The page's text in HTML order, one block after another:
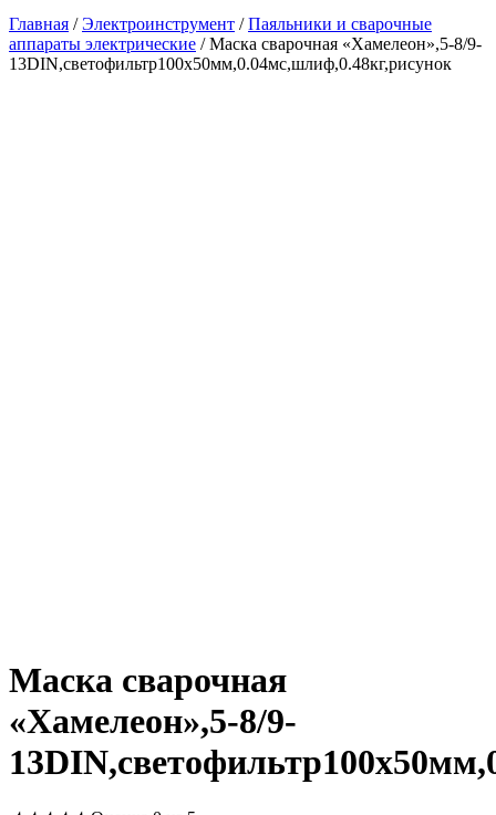
Главная /Электроинструмент /Паяльники и сварочные
аппараты электрические / Маска сварочная «Хамелеон»,5-8/9-
13DIN,светофильтр100х50мм,0.04мс,шлиф,0.48кг,рисунок
Маска сварочная
«Хамелеон»,5-8/9-